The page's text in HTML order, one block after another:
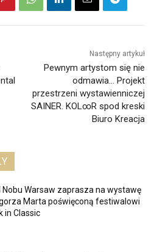
Następny artykuł
Pewnym artystom się nie
odmawia… Projekt
przestrzeni wystawienniczej
SAINER. KOL∞R spod kreski
Biuro Kreacja
Nobu Warsaw zaprasza na wystawę
Marta poświęconą festiwalowi
in Classic